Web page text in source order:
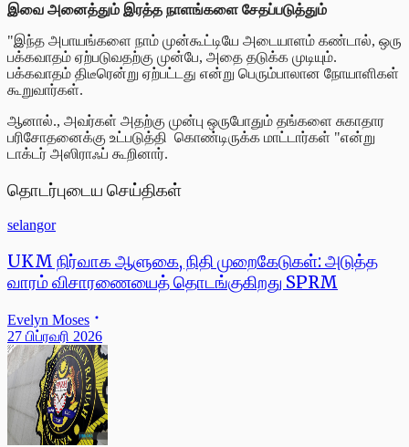
இவை அனைத்தும் இரத்த நாளங்களை சேதப்படுத்தும்
"இந்த அபாயங்களை நாம் முன்கூட்டியே அடையாளம் கண்டால், ஒரு
பக்கவாதம் ஏற்படுவதற்கு முன்பே, அதை தடுக்க முடியும்.
பக்கவாதம் திடீரென்று ஏற்பட்டது என்று பெரும்பாலான நோயாளிகள்
கூறுவார்கள்.
ஆனால்., அவர்கள் அதற்கு முன்பு ஒருபோதும் தங்களை சுகாதார
பரிசோதனைக்கு உட்படுத்தி கொண்டிருக்க மாட்டார்கள் "என்று
டாக்டர் அஸிராஃப் கூறினார்.
தொடர்புடைய செய்திகள்
selangor
UKM நிர்வாக ஆளுகை, நிதி முறைகேடுகள்: அடுத்த
வாரம் விசாரணையைத் தொடங்குகிறது SPRM
Evelyn Moses
27 பிப்ரவரி 2026